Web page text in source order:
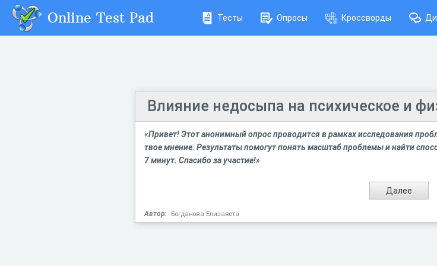
Online Test Pad Тесты Опросы Кроссворды
Влияние недосыпа на психическое и
«Привет! Этот анонимный опрос проводится в рамках исследования
твое мнение. Результаты помогут понять масштаб проблемы и найти
7 минут. Спасибо за участие!»
Автор: Богданова Елизавета